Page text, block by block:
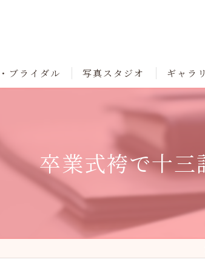
ブライダル 写真スタジオ ギャラ
卒業式袴で十